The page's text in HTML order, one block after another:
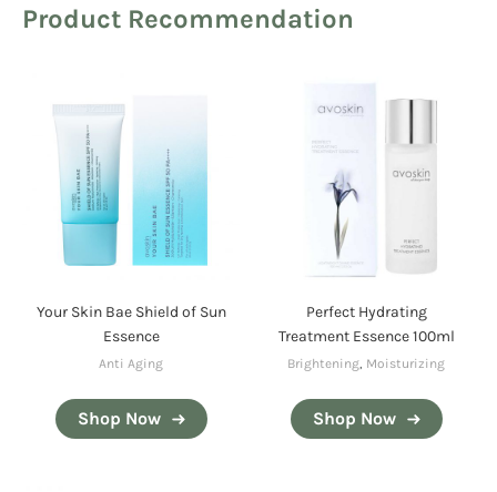
Product Recommendation
Your Skin Bae Shield of Sun
Essence
Anti Aging
Shop Now
Perfect Hydrating
Treatment Essence 100ml
Brightening, Moisturizing
Shop Now